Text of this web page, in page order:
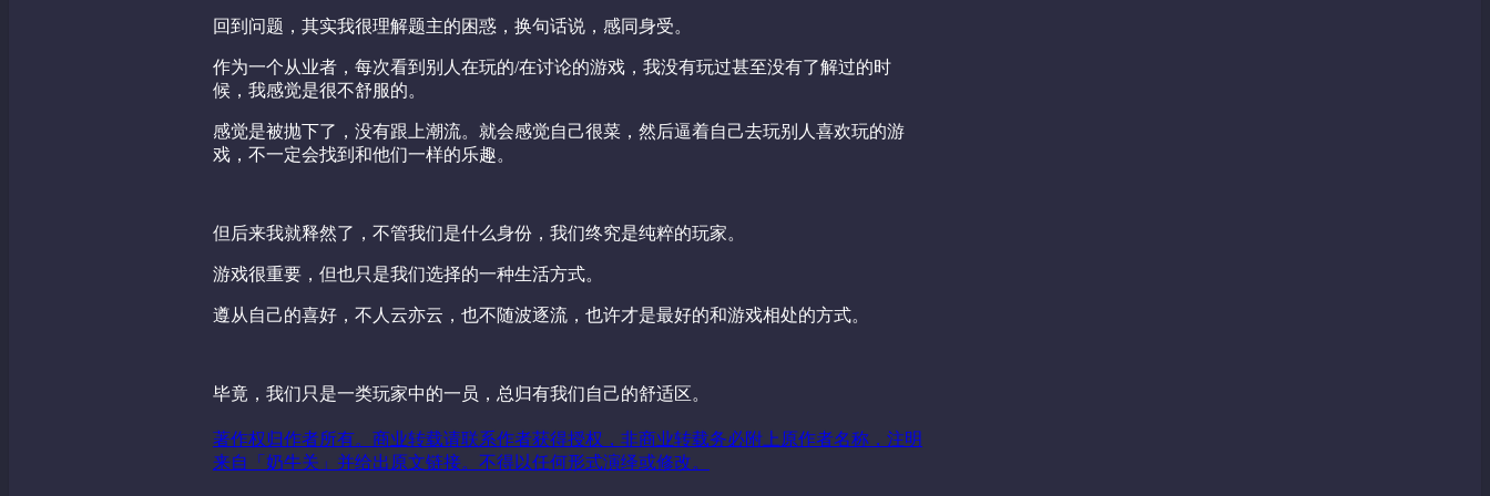
回到问题，其实我很理解题主的困惑，换句话说，感同身受。
作为一个从业者，每次看到别人在玩的/在讨论的游戏，我没有玩过甚至没有了解过的时
候，我感觉是很不舒服的。
感觉是被抛下了，没有跟上潮流。就会感觉自己很菜，然后逼着自己去玩别人喜欢玩的游
戏，不一定会找到和他们一样的乐趣。
但后来我就释然了，不管我们是什么身份，我们终究是纯粹的玩家。
游戏很重要，但也只是我们选择的一种生活方式。
遵从自己的喜好，不人云亦云，也不随波逐流，也许才是最好的和游戏相处的方式。
毕竟，我们只是一类玩家中的一员，总归有我们自己的舒适区。
著作权归作者所有。商业转载请联系作者获得授权，非商业转载务必附上原作者名称，注明
来自「奶牛关」并给出原文链接。不得以任何形式演绎或修改。